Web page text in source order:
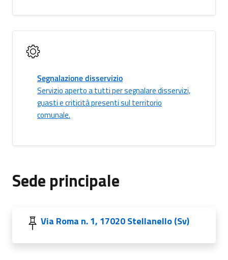
Segnalazione disservizio
Servizio aperto a tutti per segnalare disservizi,
guasti e criticità presenti sul territorio
comunale.
Sede principale
Via Roma n. 1, 17020 Stellanello (Sv)